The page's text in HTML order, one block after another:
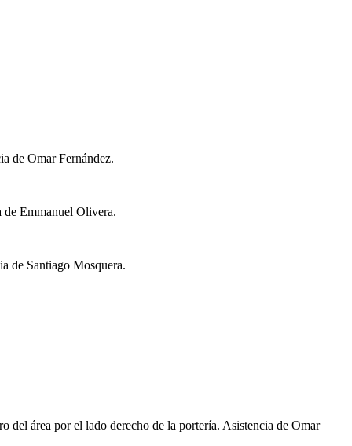
de Omar Fernández.
de Emmanuel Olivera.
de Santiago Mosquera.
del área por el lado derecho de la portería. Asistencia de Omar